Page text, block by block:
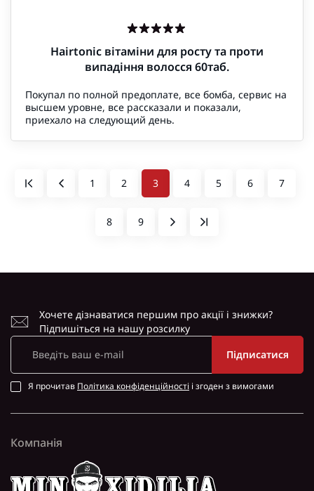
Hairtonic вітаміни для росту та проти
випадіння волосся 60таб.
Покупал по полной предоплате, все бомба, сервис на
высшем уровне, все рассказали и показали,
приехало на следующий день.
1 2 3 4 5 6 7
8 9
Хочете дізнаватися першим про акції і знижки?
Підпишіться на нашу розсилку
Підписатися
Я прочитав Політика конфіденційності і згоден з вимогами
Компанія